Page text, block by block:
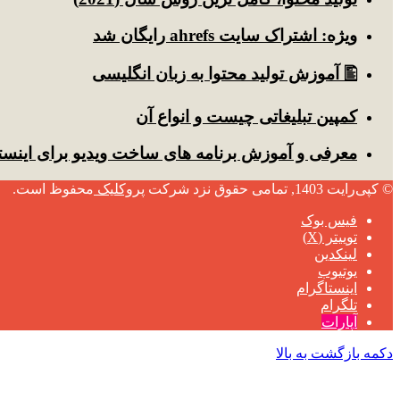
ویژه: اشتراک سایت ahrefs رایگان شد
🖺 آموزش تولید محتوا به زبان انگلیسی
کمپین تبلیغاتی چیست و انواع آن
معرفی و آموزش برنامه های ساخت ویدیو برای
© کپی‌رایت 1403, تمامی حقوق نزد شرکت پروکلیک محفوظ است.
فیس بوک
توییتر (X)
لینکدین
یوتیوب
اینستاگرام
تلگرام
آپارات
دکمه بازگشت به بالا